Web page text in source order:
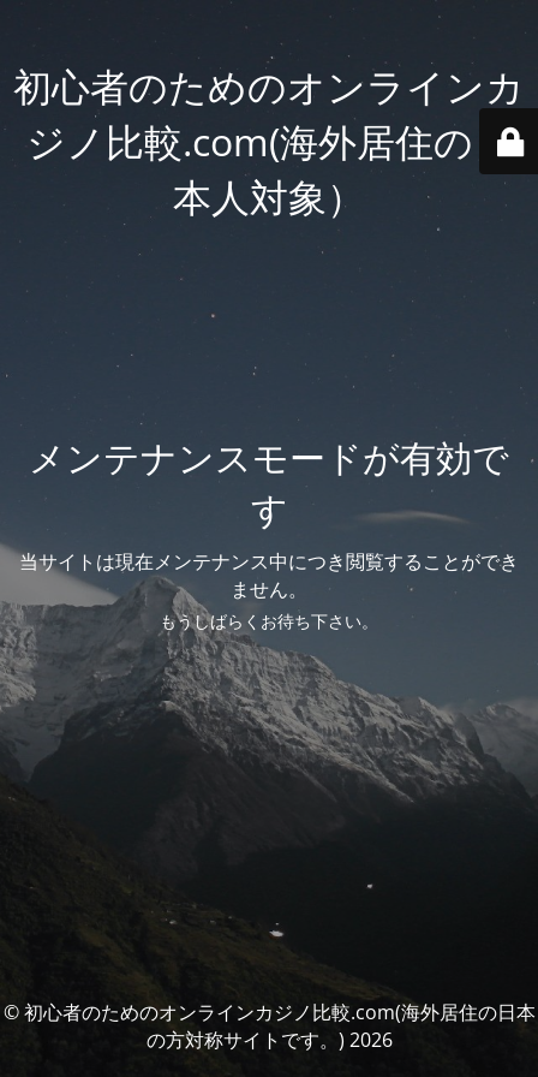
初心者のためのオンラインカ
ジノ比較.com(海外居住の日
本人対象）
メンテナンスモードが有効で
す
当サイトは現在メンテナンス中につき閲覧することができ
ません。
もうしばらくお待ち下さい。
© 初心者のためのオンラインカジノ比較.com(海外居住の日本
の方対称サイトです。) 2026